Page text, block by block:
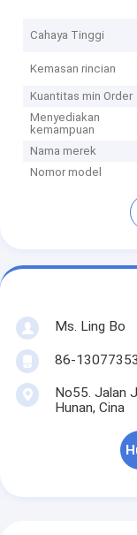
Cahaya Tinggi
Kemasan rincian
Kuantitas min Order
Menyediakan
kemampuan
Nama merek
Nomor model
Ms. Ling Bo
86-
No55. Jalan
Hunan, Cina